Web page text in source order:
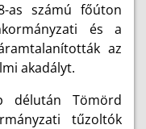
as számú főúton
és a
az
akadályt.
délután Tömörd
tűzoltók